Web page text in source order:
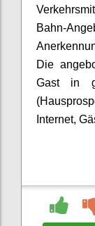
Bahn-
Die
Gast in
Internet,